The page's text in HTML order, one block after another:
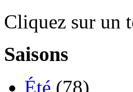
Cliquez sur un
Saisons
Été (78)